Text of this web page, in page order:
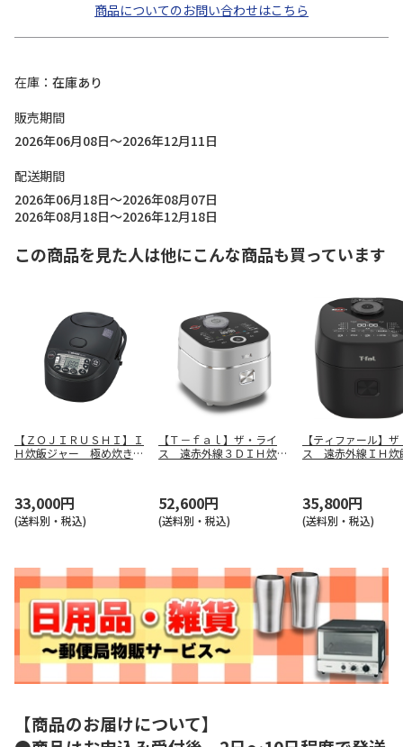
商品についてのお問い合わせはこちら
在庫
在庫あり
販売期間
2026年06月08日～2026年12月11日
配送期間
2026年06月18日～2026年08月07日
2026年08月18日～2026年12月18日
この商品を見た人は他にこんな商品も買っています
【ＺＯＪＩＲＵＳＨＩ】Ｉ
Ｈ炊飯ジャー 極め炊き
33,000円
(送料別・税込)
【Ｔ－ｆａｌ】ザ・ライ
ス 遠赤外線３ＤＩＨ炊飯
52,600円
(送料別・税込)
【ティファール】
ス 遠赤外線ＩＨ
35,800円
(送料別・税込)
【商品のお届けについて】